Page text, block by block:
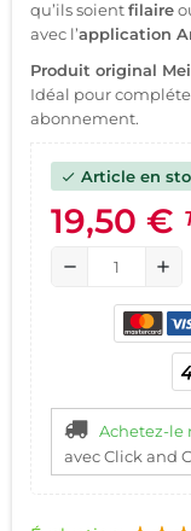
qu’ils soientfilaire
avec l’application
Produit original
Idéal pour
abonnement.
check Article en
19,50 €
remove add
Achetez-
avec Click and